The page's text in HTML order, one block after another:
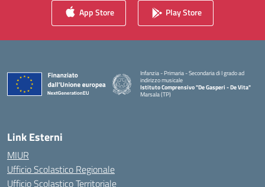
App Store Play Store
Infanzia - Primaria - Secondaria di I grado ad
indirizzo musicale
Istituto Comprensivo "De Gasperi - De Vita"
Marsala (TP)
Link Esterni
MIUR
Ufficio Scolastico Regionale
Ufficio Scolastico Territoriale